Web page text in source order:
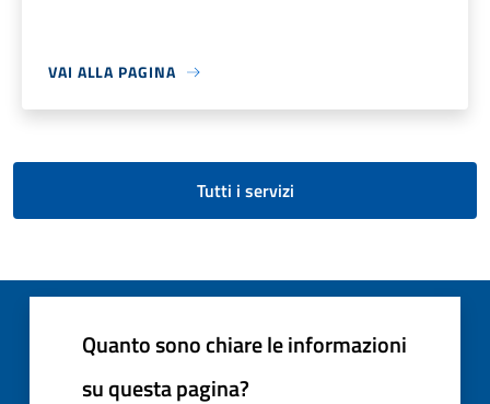
VAI ALLA PAGINA
Tutti i servizi
Quanto sono chiare le informazioni
su questa pagina?